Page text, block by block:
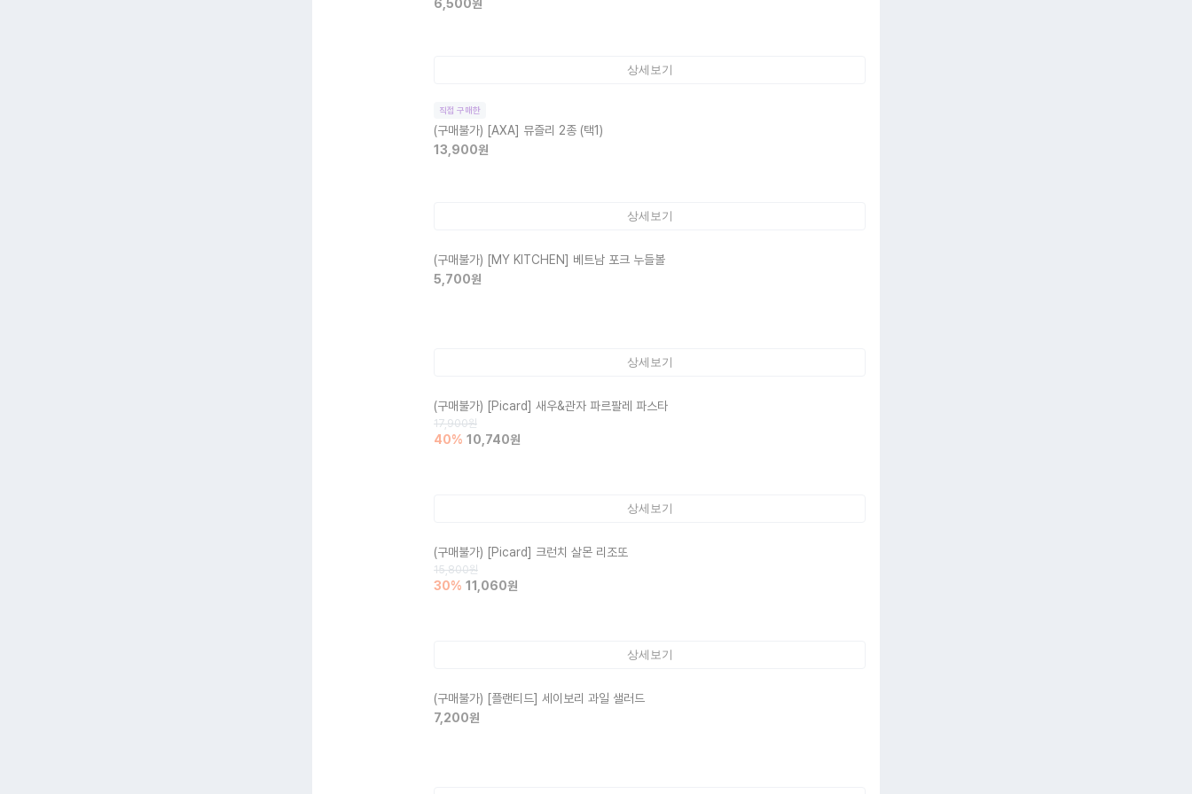
6,500원
상세보기
직접 구매한
(구매불가) [AXA] 뮤즐리 2종 (택1)
13,900원
상세보기
(구매불가) [MY KITCHEN] 베트남 포크 누들볼
5,700원
상세보기
(구매불가) [Picard] 새우&관자 파르팔레 파스타
17,900원
40% 10,740원
상세보기
(구매불가) [Picard] 크런치 살몬 리조또
15,800원
30% 11,060원
상세보기
(구매불가) [플랜티드] 세이보리 과일 샐러드
7,200원